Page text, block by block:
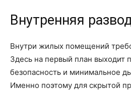
Внутренняя
Внутри жилых помещений
Здесь на первый план выходит
безопасность и минимальное
Именно поэтому для скрытой